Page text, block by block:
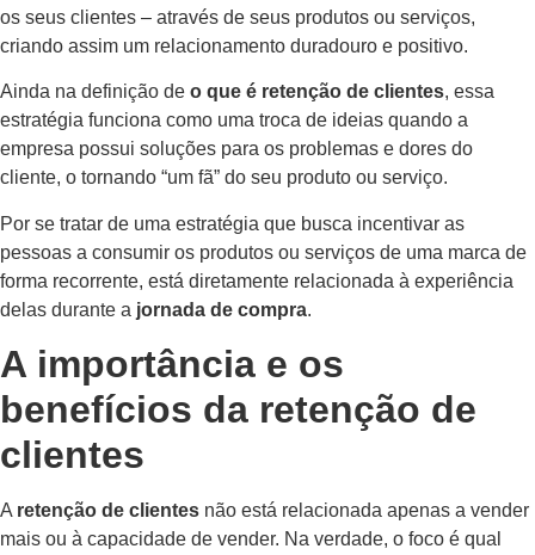
os seus clientes – através de seus produtos ou serviços,
criando assim um relacionamento duradouro e positivo.
Ainda na definição de o que é retenção de clientes, essa
estratégia funciona como uma troca de ideias quando a
empresa possui soluções para os problemas e dores do
cliente, o tornando “um fã” do seu produto ou serviço.
Por se tratar de uma estratégia que busca incentivar as
pessoas a consumir os produtos ou serviços de uma marca de
forma recorrente, está diretamente relacionada à experiência
delas durante a jornada de compra.
A importância e os
benefícios da retenção de
clientes
A retenção de clientes não está relacionada apenas a vender
mais ou à capacidade de vender. Na verdade, o foco é qual